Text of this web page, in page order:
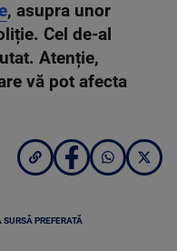
, asupra unor
Cel de-al
Atenție,
vă pot afecta
PREFERATĂ